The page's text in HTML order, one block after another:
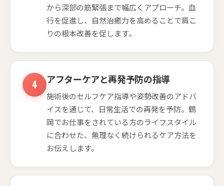
から深部の筋緊張まで幅広くアプローチ。血
行を促進し、自然治癒力を高めることで肩こ
りの根本改善を促します。
アフターケアと再発予防の指導
施術後のセルフケア指導や姿勢改善のアドバ
イスを通じて、日常生活での再発を予防。鶴
岡でお仕事をされている方のライフスタイル
に合わせた、無理なく続けられるケア方法を
お伝えします。